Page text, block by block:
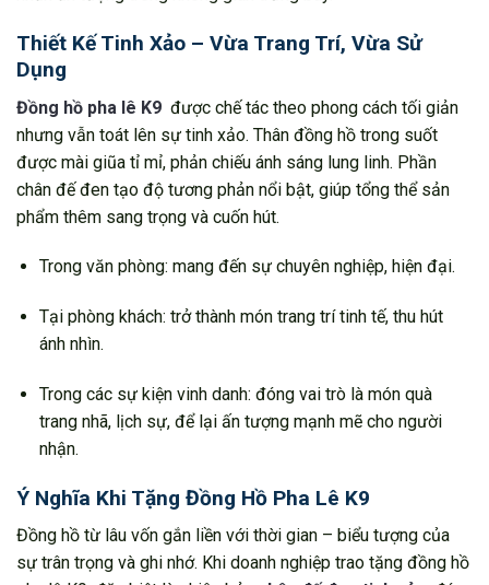
Thiết Kế Tinh Xảo – Vừa Trang Trí, Vừa Sử
Dụng
Đồng hồ pha lê K9 được chế tác theo phong cách tối giản
nhưng vẫn toát lên sự tinh xảo. Thân đồng hồ trong suốt
được mài giũa tỉ mỉ, phản chiếu ánh sáng lung linh. Phần
chân đế đen tạo độ tương phản nổi bật, giúp tổng thể sản
phẩm thêm sang trọng và cuốn hút.
Trong văn phòng: mang đến sự chuyên nghiệp, hiện đại.
Tại phòng khách: trở thành món trang trí tinh tế, thu hút
ánh nhìn.
Trong các sự kiện vinh danh: đóng vai trò là món quà
trang nhã, lịch sự, để lại ấn tượng mạnh mẽ cho người
nhận.
Ý Nghĩa Khi Tặng Đồng Hồ Pha Lê K9
Đồng hồ từ lâu vốn gắn liền với thời gian – biểu tượng của
sự trân trọng và ghi nhớ. Khi doanh nghiệp trao tặng đồng hồ